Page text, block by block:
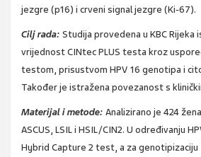
jezgre (p16) i crveni signal jezgre (Ki-67).
Cilj rada: Studija provedena u KBC Rijeka
vrijednost CINtec PLUS testa kroz
testom, prisustvom HPV 16 genotipa i
Također je istražena povezanost s
Materijal i metode: Analizirano je 424
ASCUS, LSIL i HSIL/CIN2. U određivanju
Hybrid Capture 2 test, a za genotipizaciju